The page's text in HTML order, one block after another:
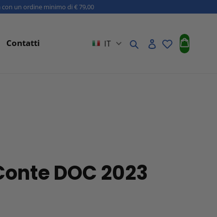
un ordine minimo di € 79,00
Contatti IT Cerca Accedi
DOC 2023